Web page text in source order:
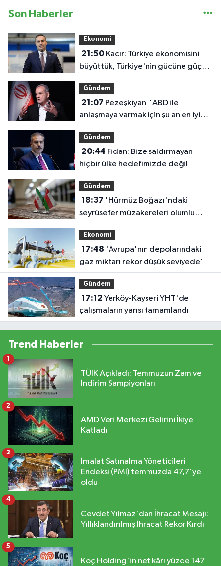
Son Haberler
Ekonomi
21:50Kacır: Türkiye ekonomisini
büyüttük, Türkiye'nin gücüne güç
kattık
Gündem
21:07
anlaşmaya varmak için şu an en iyi
zaman'
Gündem
20:44
hiçbir ülke hedefimizde değil
Gündem
18:37
seyrüsefer müzakereleri olumlu
ilerliyor'
Ekonomi
17:48
gaz miktarı rekor düşük seviyede'
Gündem
17:12
çalışmaların yarısı tamamlandı
Trend Haberler
TÜİK Açıkladı: Temmuzun Zam ve
İndirim Şampiyonları
1
AMD Veri Merkezi Gelirini İkiye
Katladı
2
İmalat Satınalma Yöneticileri
Endeksi (PMI) temmuzda 47,7'ye
oldu
3
Cevdet Yılmaz'dan İhracat Mesajı:
Yıllıklandırılmış İhracat Rekor Kırdı
4
Koç Holding'in net kârı yüzde 147
5